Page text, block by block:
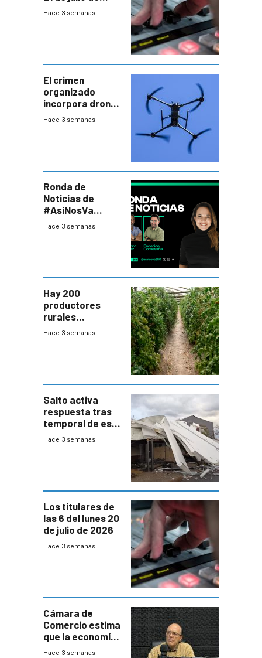
2026
Hace 3 semanas
El crimen
organizado
incorpora drones
y abre un nuevo
Hace 3 semanas
Ronda de
Noticias de
#AsíNosVa
(20/7/26)
Hace 3 semanas
Hay 200
productores
rurales
afectados tras
Hace 3 semanas
Salto activa
respuesta tras
temporal de este
sábado con
Hace 3 semanas
Los titulares de
las 6 del lunes 20
de julio de 2026
Hace 3 semanas
Cámara de
Comercio estima
que la economía
crecerá 1,6%
Hace 3 semanas